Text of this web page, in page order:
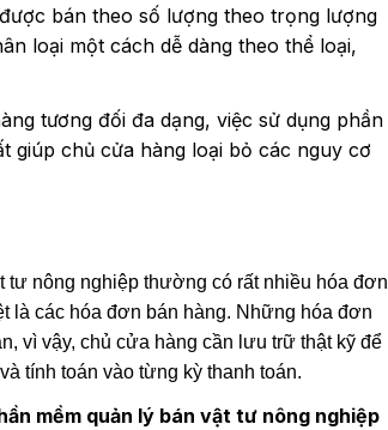
bán theo số lượng theo trọng lượng
loại một cách dễ dàng theo thể loại,
tương đối đa dạng, việc sử dụng phần
giúp chủ cửa hàng loại bỏ các nguy cơ
tư nông nghiệp thường có rất nhiều hóa đơn
là các hóa đơn bán hàng. Những hóa đơn
vì vậy, chủ cửa hàng cần lưu trữ thật kỹ để
tính toán vào từng kỳ thanh toán.
mềm quản lý bán vật tư nông nghiệp